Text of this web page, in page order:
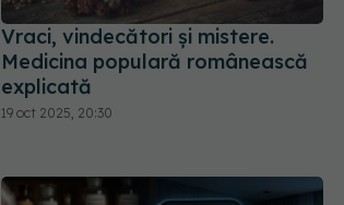
Vraci, vindecători și mistere.
Medicina populară românească
explicată
19 oct 2025, 20:30